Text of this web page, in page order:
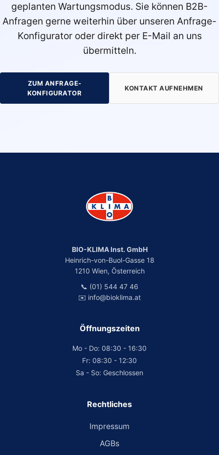
geplanten Wartungsmodus. Sie können B2B-
Anfragen gerne weiterhin über unseren Anfrage-
Konfigurator oder direkt per E-Mail an uns
übermitteln.
ZUM ANFRAGE-
KONFIGURATOR
KONTAKT AUFNEHMEN
BIO-KLIMA Inst. GmbH
Heinrich-von-Buol-Gasse 18
1210 Wien, Österreich
📞 (01) 544 47 46
✉️ info@bioklima.at
Öffnungszeiten
Mo - Do: 08:30 - 16:30
Fr: 08:30 - 12:30
Sa - So: Geschlossen
Rechtliches
Impressum
AGBs